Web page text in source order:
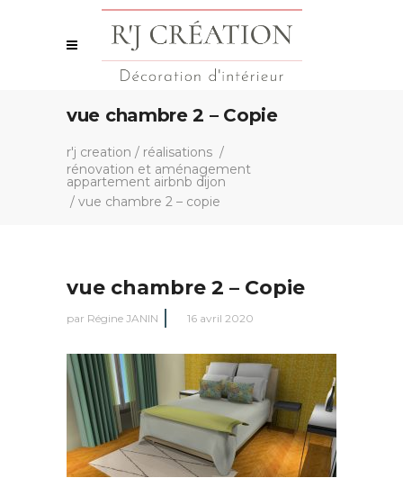
vue chambre 2 – Copie
r'j creation / réalisations /
rénovation et aménagement
appartement airbnb dijon
/ vue chambre 2 – copie
vue chambre 2 – Copie
par Régine JANIN 16 avril 2020